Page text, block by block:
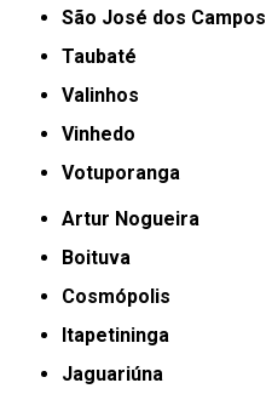
São José dos Campos
Taubaté
Valinhos
Vinhedo
Votuporanga
Artur Nogueira
Boituva
Cosmópolis
Itapetininga
Jaguariúna